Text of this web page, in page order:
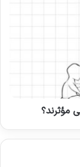
مؤثرند؟